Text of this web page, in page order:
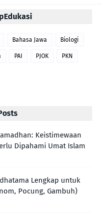
Bahasa Jawa Biologi
PAI PJOK PKN
Keistimewaan
Dipahami Umat Islam
Lengkap untuk
Pocung, Gambuh)